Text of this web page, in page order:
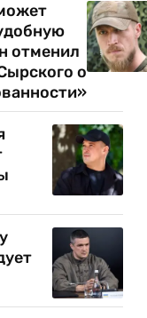
отменил
о